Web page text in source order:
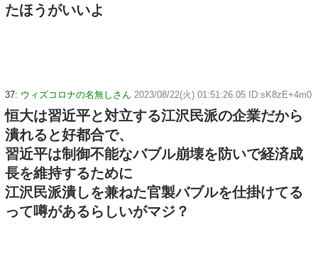
たほうがいいよ
37: ウィズコロナの名無しさん 2023/08/22(火) 01:51:26.05 ID:sK8zE+4m0
恒大は習近平と対立する江沢民派の企業だから
潰れると好都合で、
習近平は制御不能なバブル崩壊を防いで経済成
長を維持するために
江沢民派潰しを兼ねた官製バブルを仕掛けてる
って噂があるらしいがマジ？